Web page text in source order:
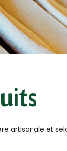
artisanale et